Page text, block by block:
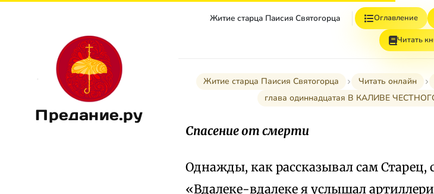
Предание.ру
Житие старца Паисия Святогорца Оглавление
Читать
Житие старца Паисия Святогорца Читать онлайн
глава одиннадцатая В КАЛИВЕ
Спасение от смерти
Однажды, как рассказывал сам
«Вдалеке-вдалеке я услышал